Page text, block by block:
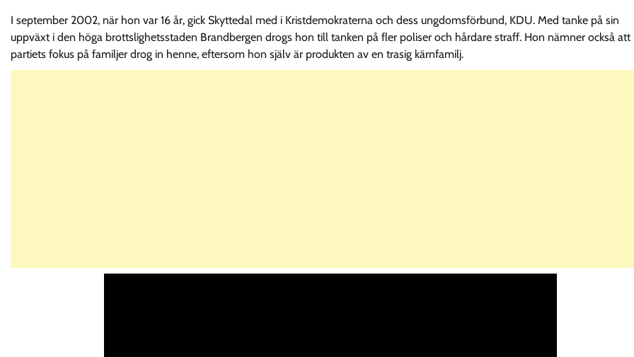
I september 2002, när hon var 16 år, gick Skyttedal med i Kristdemokraterna och dess ungdomsförbund, KDU. Med tanke på sin
uppväxt i den höga brottslighetsstaden Brandbergen drogs hon till tanken på fler poliser och hårdare straff. Hon nämner också att
partiets fokus på familjer drog in henne, eftersom hon själv är produkten av en trasig kärnfamilj.